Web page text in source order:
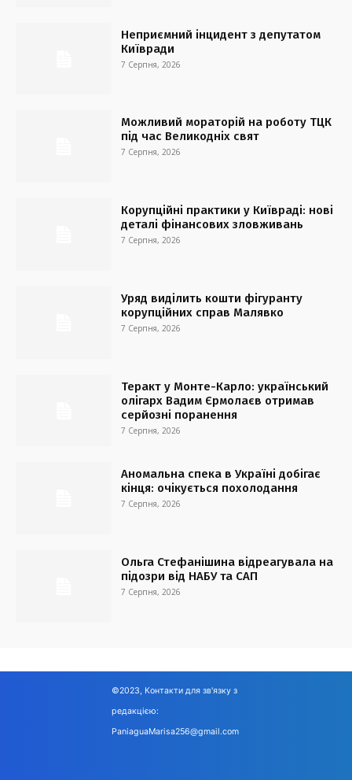
Неприємний інцидент з депутатом
Київради
7 Серпня, 2026
Можливий мораторій на роботу ТЦК
під час Великодніх свят
7 Серпня, 2026
Корупційні практики у Київраді: нові
деталі фінансових зловживань
7 Серпня, 2026
Уряд виділить кошти фігуранту
корупційних справ Малявко
7 Серпня, 2026
Теракт у Монте-Карло: український
олігарх Вадим Єрмолаєв отримав
серйозні поранення
7 Серпня, 2026
Аномальна спека в Україні добігає
кінця: очікується похолодання
7 Серпня, 2026
Ольга Стефанішина відреагувала на
підозри від НАБУ та САП
7 Серпня, 2026
©2023, Контакти для зв'язку з
редакцією:
PaniaguaMarisa256@gmail.com